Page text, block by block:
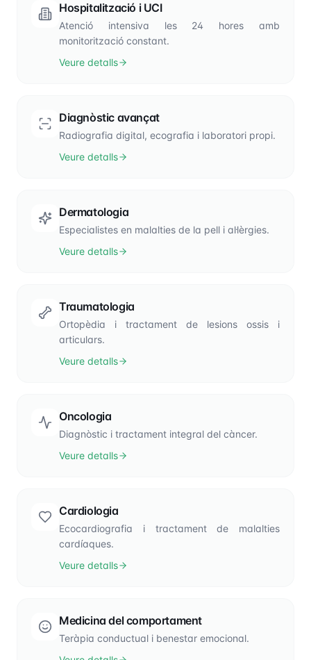
Hospitalització i UCI
Atenció intensiva les 24 hores amb
monitorització constant.
Veure detalls
Diagnòstic avançat
Radiografia digital, ecografia i laboratori propi.
Veure detalls
Dermatologia
Especialistes en malalties de la pell i al·lèrgies.
Veure detalls
Traumatologia
Ortopèdia i tractament de lesions ossis i
articulars.
Veure detalls
Oncologia
Diagnòstic i tractament integral del càncer.
Veure detalls
Cardiologia
Ecocardiografia i tractament de malalties
cardíaques.
Veure detalls
Medicina del comportament
Teràpia conductual i benestar emocional.